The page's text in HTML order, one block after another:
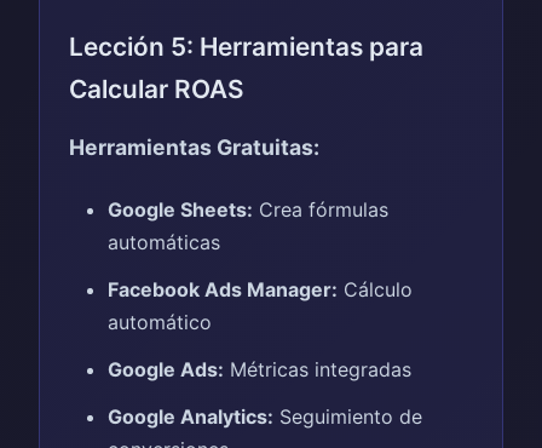
Lección 5: Herramientas para
Calcular ROAS
Herramientas Gratuitas:
Google Sheets: Crea fórmulas
automáticas
Facebook Ads Manager: Cálculo
automático
Google Ads: Métricas integradas
Google Analytics: Seguimiento de